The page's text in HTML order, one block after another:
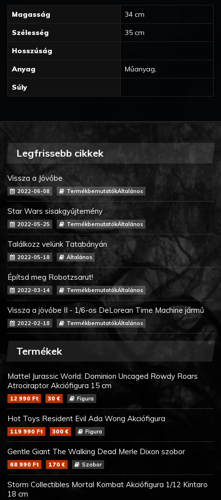
Magasság 34 cm
Szélesség 35 cm
Hosszúság
Anyag Műanyag,
Súly
Legfrissebb cikkek
Vissza a Jövőbe
2022-06-08 TermékbemutatókÁltalános
Star Wars sisakgyűjtemény
2022-05-25 TermékbemutatókÁltalános
Találkozz velünk Tatabányán
2022-05-18 Általános
Építsd meg Robotzsarut!
2022-03-14 TermékbemutatókÁltalános
Vissza a jövőbe II - 1/6-os DeLorean Time Machine jármű
2022-02-18 TermékbemutatókÁltalános
Termékek
Mattel Jurassic World: Dominion Uncaged Rowdy Roars
Atrociraptor Akciófigura 15 cm
12 990 Ft 30 € Figura
Hot Toys Resident Evil Ada Wong Akciófigura
119 990 Ft 300 € Figura
Gentle Giant The Walking Dead Merle Dixon szobor
68 990 Ft 170 € Szobor
Storm Collectibles Mortal Kombat Akciófigura 1/12 Kintaro
18 cm